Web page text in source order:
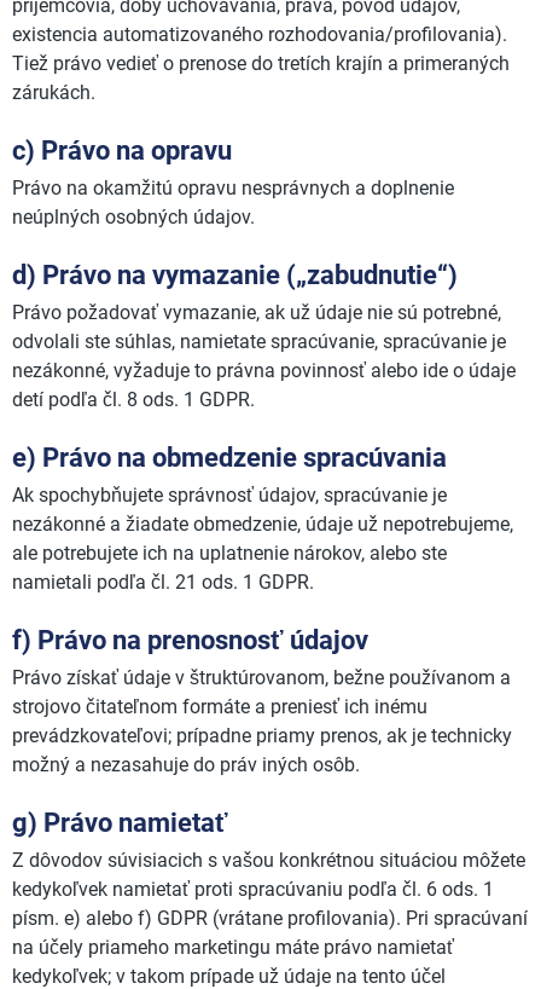
príjemcovia, doby uchovávania, práva, pôvod údajov,
existencia automatizovaného rozhodovania/profilovania).
Tiež právo vedieť o prenose do tretích krajín a primeraných
zárukách.
c) Právo na opravu
Právo na okamžitú opravu nesprávnych a doplnenie
neúplných osobných údajov.
d) Právo na vymazanie („zabudnutie“)
Právo požadovať vymazanie, ak už údaje nie sú potrebné,
odvolali ste súhlas, namietate spracúvanie, spracúvanie je
nezákonné, vyžaduje to právna povinnosť alebo ide o údaje
detí podľa čl. 8 ods. 1 GDPR.
e) Právo na obmedzenie spracúvania
Ak spochybňujete správnosť údajov, spracúvanie je
nezákonné a žiadate obmedzenie, údaje už nepotrebujeme,
ale potrebujete ich na uplatnenie nárokov, alebo ste
namietali podľa čl. 21 ods. 1 GDPR.
f) Právo na prenosnosť údajov
Právo získať údaje v štruktúrovanom, bežne používanom a
strojovo čitateľnom formáte a preniesť ich inému
prevádzkovateľovi; prípadne priamy prenos, ak je technicky
možný a nezasahuje do práv iných osôb.
g) Právo namietať
Z dôvodov súvisiacich s vašou konkrétnou situáciou môžete
kedykoľvek namietať proti spracúvaniu podľa čl. 6 ods. 1
písm. e) alebo f) GDPR (vrátane profilovania). Pri spracúvaní
na účely priameho marketingu máte právo namietať
kedykoľvek; v takom prípade už údaje na tento účel